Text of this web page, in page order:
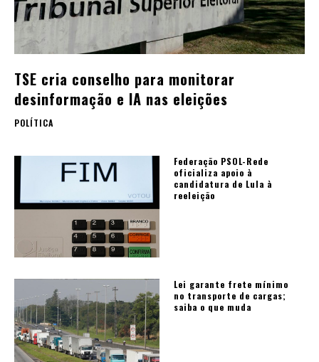
TSE cria conselho para monitorar
desinformação e IA nas eleições
POLÍTICA
Federação PSOL-Rede
oficializa apoio à
candidatura de Lula à
reeleição
Lei garante frete mínimo
no transporte de cargas;
saiba o que muda